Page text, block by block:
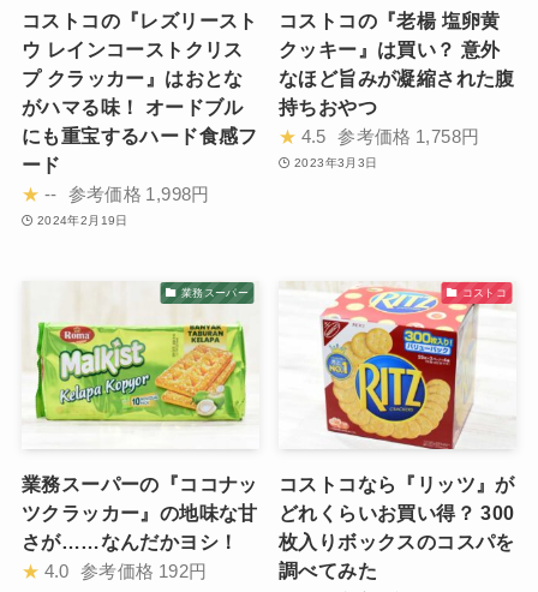
コストコの『レズリースト
ウ レインコーストクリス
プ クラッカー』はおとな
がハマる味！ オードブル
にも重宝するハード食感フ
ード
★ -- 参考価格 1,998円
2024年2月19日
コストコの『老楊 塩卵黄
クッキー』は買い？ 意外
なほど旨みが凝縮された腹
持ちおやつ
★ 4.5 参考価格 1,758円
2023年3月3日
業務スーパー
業務スーパーの『ココナッ
ツクラッカー』の地味な甘
さが……なんだかヨシ！
★ 4.0 参考価格 192円
コストコ
コストコなら『リッツ』が
どれくらいお買い得？ 300
枚入りボックスのコスパを
調べてみた